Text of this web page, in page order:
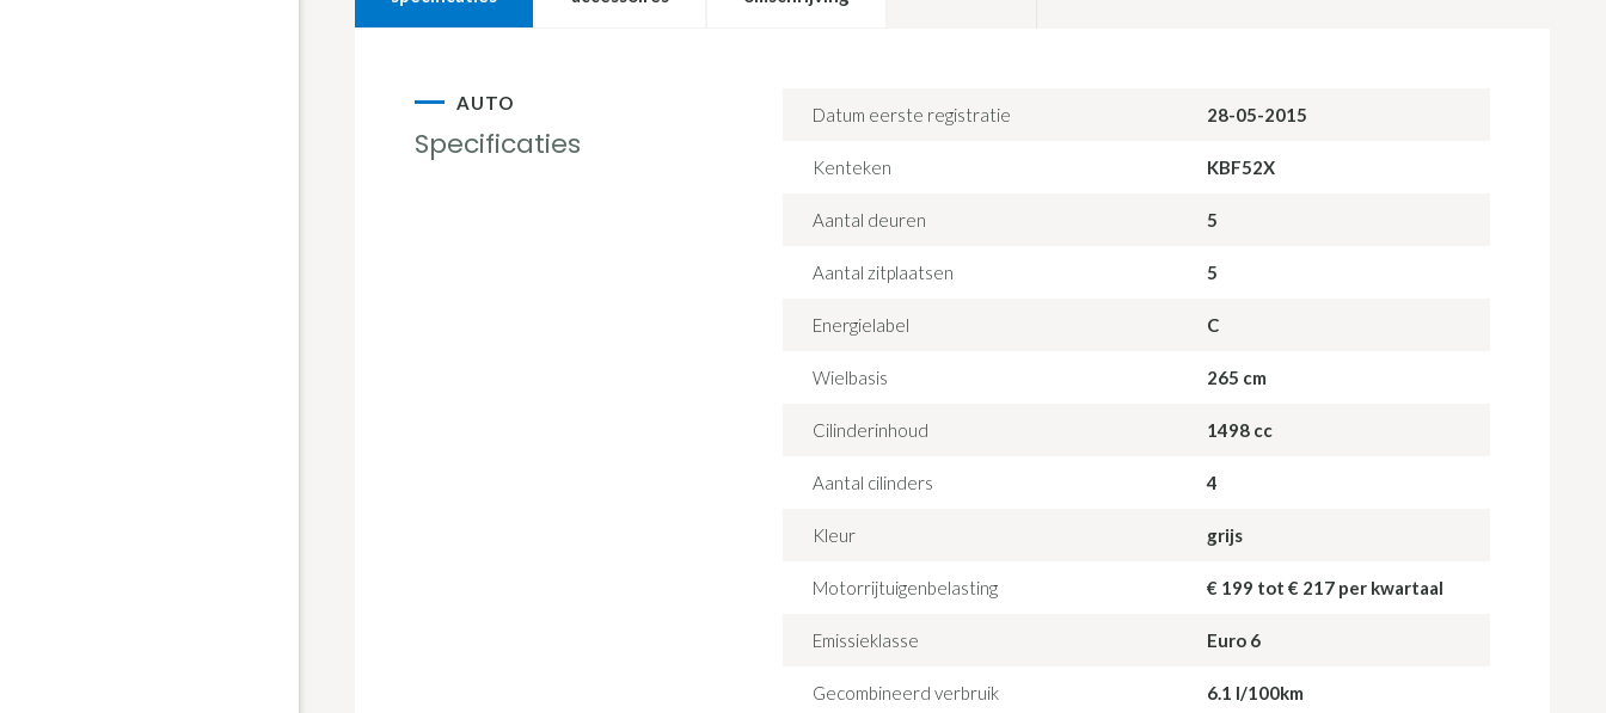
AUTO
Specificaties
Datum eerste registratie 28-05-2015
Kenteken KBF52X
Aantal deuren 5
Aantal zitplaatsen 5
Energielabel C
Wielbasis 265 cm
Cilinderinhoud 1498 cc
Aantal cilinders 4
Kleur grijs
Motorrijtuigenbelasting € 199 tot € 217 per kwartaal
Emissieklasse Euro 6
Gecombineerd verbruik 6.1 l/100km